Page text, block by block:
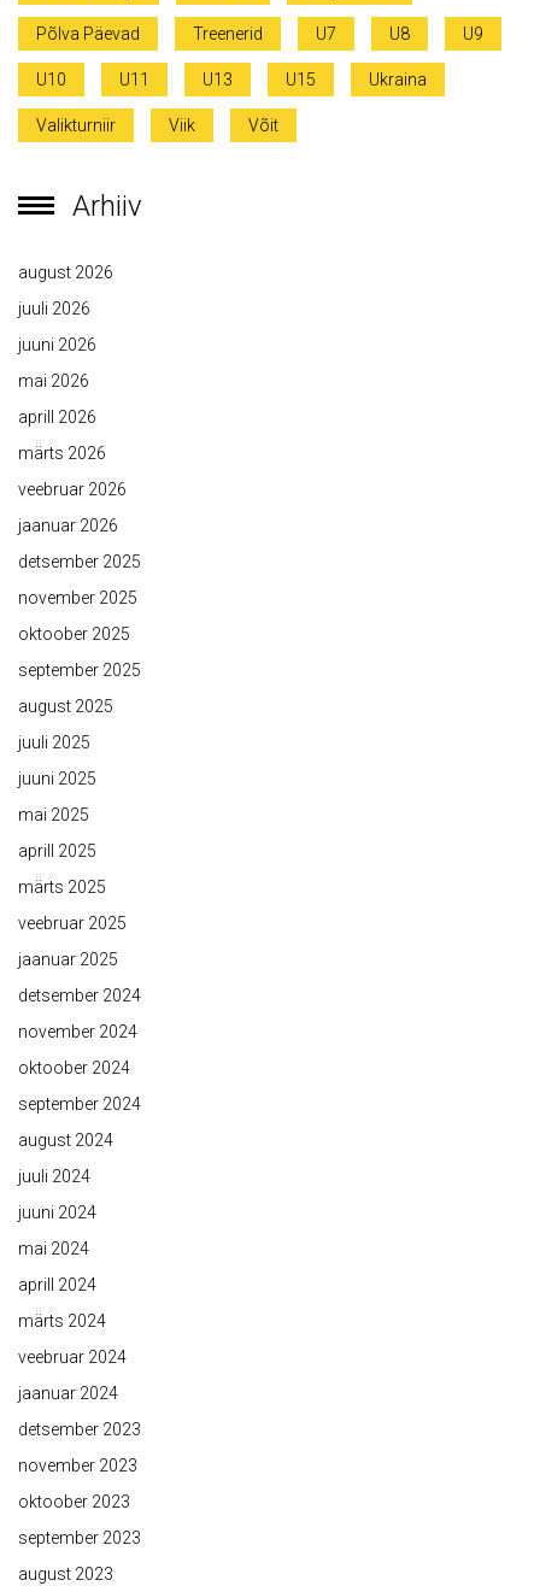
Põlva Päevad Treenerid U7 U8 U9
U10 U11 U13 U15 Ukraina
Valikturniir Viik Võit
Arhiiv
august 2026
juuli 2026
juuni 2026
mai 2026
aprill 2026
märts 2026
veebruar 2026
jaanuar 2026
detsember 2025
november 2025
oktoober 2025
september 2025
august 2025
juuli 2025
juuni 2025
mai 2025
aprill 2025
märts 2025
veebruar 2025
jaanuar 2025
detsember 2024
november 2024
oktoober 2024
september 2024
august 2024
juuli 2024
juuni 2024
mai 2024
aprill 2024
märts 2024
veebruar 2024
jaanuar 2024
detsember 2023
november 2023
oktoober 2023
september 2023
august 2023